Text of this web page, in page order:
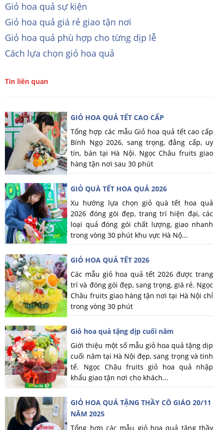
Giỏ hoa quả sự kiện
Giỏ hoa quả giá rẻ giao tận nơi
Giỏ hoa quả phù hợp cho từng dịp lễ
Cách lựa chọn giỏ hoa quả
Tin liên quan
GIỎ HOA QUẢ TẾT CAO CẤP
Tổng hợp các mẫu Giỏ hoa quả tết cao cấp
Bính Ngọ 2026, sang trọng, đẳng cấp, uy
tín, bán tại Hà Nội. Ngọc Châu fruits giao
hàng tận nơi sau 30 phút
GIỎ QUÀ TẾT HOA QUẢ 2026
Xu hướng lựa chọn giỏ quà tết hoa quả
2026 đóng gói đẹp, trang trí hiện đại, các
loại quả đóng gói chất lượng, giao nhanh
trong vòng 30 phút khu vực Hà Nộ...
GIỎ HOA QUẢ TẾT 2026
Các mẫu giỏ hoa quả tết 2026 được trang
trí và đóng gói đẹp, sang trọng, giá rẻ. Ngọc
Châu fruits giao hàng tận nơi tại Hà Nội chỉ
trong vòng 30 phút
Giỏ hoa quả tặng dịp cuối năm
Giới thiệu một số mẫu giỏ hoa quả tặng dịp
cuối năm tại Hà Nội đẹp, sang trọng và tinh
tế. Ngọc Châu fruits giỏ hoa quả nhập
khẩu giao tận nơi cho khách...
GIỎ HOA QUẢ TẶNG THẦY CÔ GIÁO 20/11
NĂM 2025
Tổng hợp các mẫu giỏ hoa quả tặng thầy